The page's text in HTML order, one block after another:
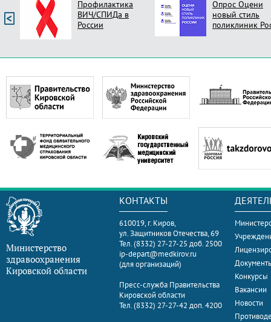
Профилактика
ВИЧ/СПИДа в
России
Опрос Оцени
новый стиль
поликлиник
Министерство
здравоохранения
Кировской области
КОНТАКТЫ
610019, г. Киров,
ул. Защитников Отечества, 69
Тел. (8332) 27-27-25 доб. 2500
ip-depart@medkirov.ru
(для организаций)
Пресс-служба Правительства
Кировской области
Тел. (8332) 27-27-42 доп. 4200
Конкурсы
Вакансии
Новости